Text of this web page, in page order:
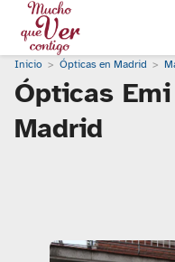
Inicio Ópticas en Madrid
Ópticas
Madrid